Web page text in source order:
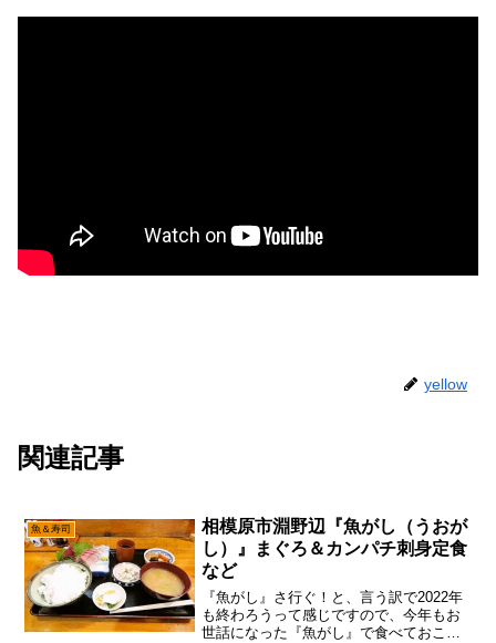
yellow
関連記事
魚＆寿司
相模原市淵野辺『魚がし（うおが
し）』まぐろ＆カンパチ刺身定食
など
『魚がし』さ行ぐ！と、言う訳で2022年
も終わろうって感じですので、今年もお
世話になった『魚がし』で食べておこう